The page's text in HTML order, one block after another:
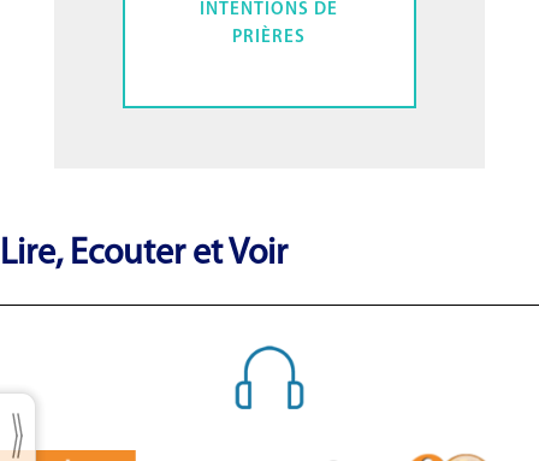
INTENTIONS DE
PRIÈRES
Lire, Ecouter et Voir